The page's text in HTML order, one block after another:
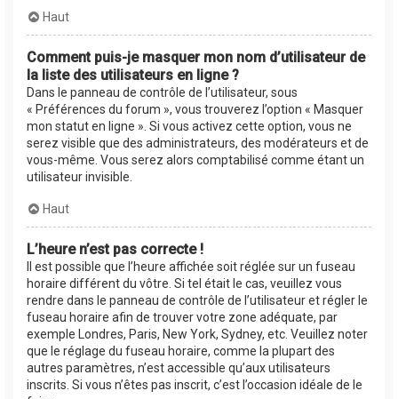
Haut
Comment puis-je masquer mon nom d’utilisateur de
la liste des utilisateurs en ligne ?
Dans le panneau de contrôle de l’utilisateur, sous
« Préférences du forum », vous trouverez l’option « Masquer
mon statut en ligne ». Si vous activez cette option, vous ne
serez visible que des administrateurs, des modérateurs et de
vous-même. Vous serez alors comptabilisé comme étant un
utilisateur invisible.
Haut
L’heure n’est pas correcte !
Il est possible que l’heure affichée soit réglée sur un fuseau
horaire différent du vôtre. Si tel était le cas, veuillez vous
rendre dans le panneau de contrôle de l’utilisateur et régler le
fuseau horaire afin de trouver votre zone adéquate, par
exemple Londres, Paris, New York, Sydney, etc. Veuillez noter
que le réglage du fuseau horaire, comme la plupart des
autres paramètres, n’est accessible qu’aux utilisateurs
inscrits. Si vous n’êtes pas inscrit, c’est l’occasion idéale de le